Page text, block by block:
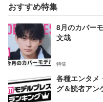
おすすめ特集
8月のカバー
文哉
特集
各種エンタメ
グ＆読者アン